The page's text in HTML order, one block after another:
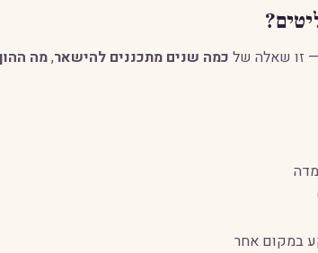
זו שאלה של כמה שנים מתכננים להישאר,מה
במקום אחר